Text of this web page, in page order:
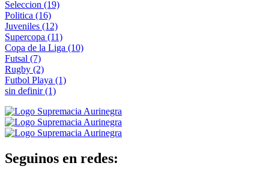
Seleccion (19)
Politica (16)
Juveniles (12)
Supercopa (11)
Copa de la Liga (10)
Futsal (7)
Rugby (2)
Futbol Playa (1)
sin definir(1)
Seguinos en redes: